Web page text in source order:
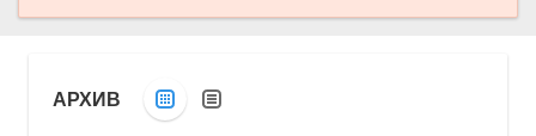
АРХИВ